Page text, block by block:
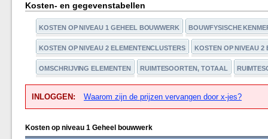
Kosten- en gegevenstabellen
KOSTEN OP NIVEAU 1 GEHEEL BOUWWERK BOUWFYSISCHE
KOSTEN OP NIVEAU 2 ELEMENTENCLUSTERS KOSTEN OP NIVEAU 2
OMSCHRIJVING ELEMENTEN RUIMTESOORTEN, TOTAAL
INLOGGEN: Waarom zijn de prijzen vervangen door x-jes?
Kosten op niveau 1 Geheel bouwwerk